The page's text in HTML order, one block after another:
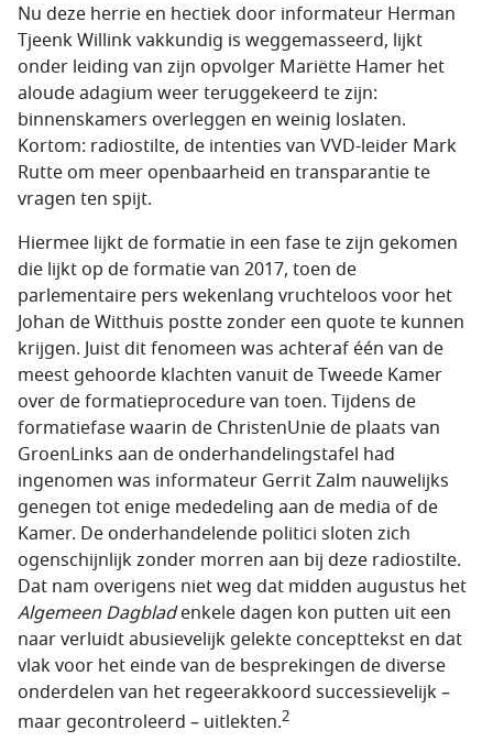
Nu deze herrie en hectiek door informateur Herman
Tjeenk Willink vakkundig is weggemasseerd, lijkt
onder leiding van zijn opvolger Mariëtte Hamer het
aloude adagium weer teruggekeerd te zijn:
binnenskamers overleggen en weinig loslaten.
Kortom: radiostilte, de intenties van VVD-leider Mark
Rutte om meer openbaarheid en transparantie te
vragen ten spijt.
Hiermee lijkt de formatie in een fase te zijn gekomen
die lijkt op de formatie van 2017, toen de
parlementaire pers wekenlang vruchteloos voor het
Johan de Witthuis postte zonder een quote te kunnen
krijgen. Juist dit fenomeen was achteraf één van de
meest gehoorde klachten vanuit de Tweede Kamer
over de formatieprocedure van toen. Tijdens de
formatiefase waarin de ChristenUnie de plaats van
GroenLinks aan de onderhandelingstafel had
ingenomen was informateur Gerrit Zalm nauwelijks
genegen tot enige mededeling aan de media of de
Kamer. De onderhandelende politici sloten zich
ogenschijnlijk zonder morren aan bij deze radiostilte.
Dat nam overigens niet weg dat midden augustus het
Algemeen Dagbladenkele dagen kon putten uit een
naar verluidt abusievelijk gelekte concepttekst en dat
vlak voor het einde van de besprekingen de diverse
onderdelen van het regeerakkoord successievelijk –
maar gecontroleerd – uitlekten.2